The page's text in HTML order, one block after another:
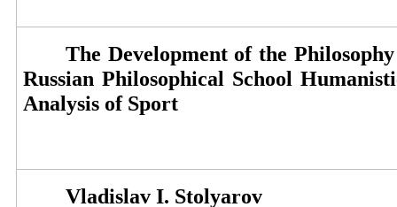
The Development of the
Russian Philosophical School
Analysis of Sport
Vladislav I. Stolyarov